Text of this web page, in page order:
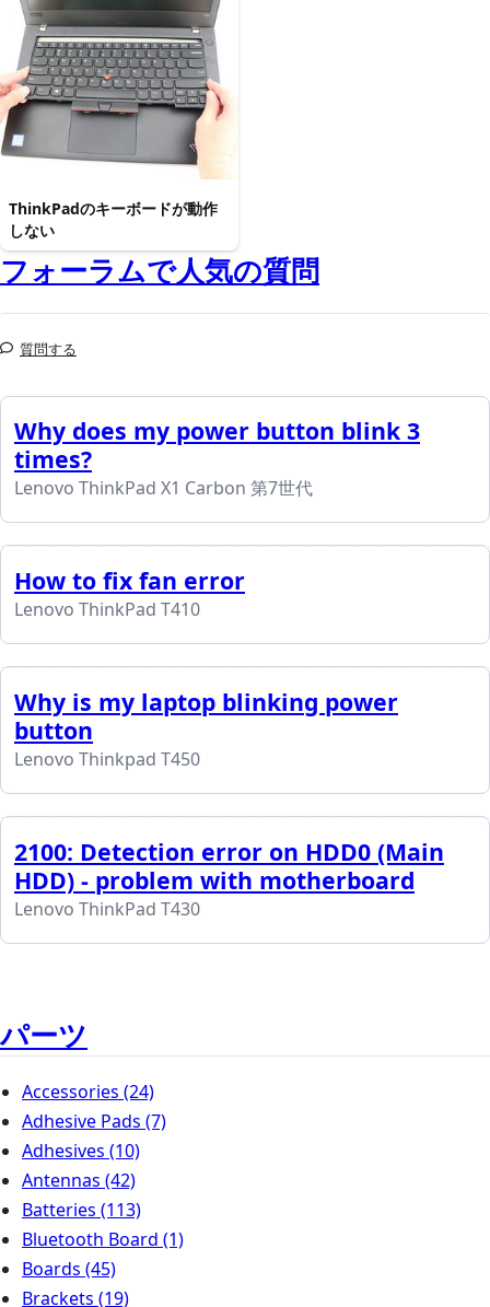
ThinkPadのキーボードが動作
しない
フォーラムで人気の質問
質問する
Why does my power button blink 3
times?
Lenovo ThinkPad X1 Carbon 第7世代
How to fix fan error
Lenovo ThinkPad T410
Why is my laptop blinking power
button
Lenovo Thinkpad T450
2100: Detection error on HDD0 (Main
HDD) - problem with motherboard
Lenovo ThinkPad T430
パーツ
Accessories (24)
Adhesive Pads (7)
Adhesives (10)
Antennas (42)
Batteries (113)
Bluetooth Board (1)
Boards (45)
Brackets (19)